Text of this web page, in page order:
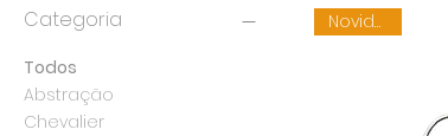
Categoria
Todos
Abstração
Chevalier
Novidade